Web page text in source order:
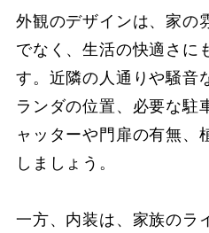
外観のデザインは、家の
でなく、生活の快適さに
す。近隣の人通りや騒音
ランダの位置、必要な駐
ャッターや門扉の有無、
しましょう。
一方、内装は、家族のラ